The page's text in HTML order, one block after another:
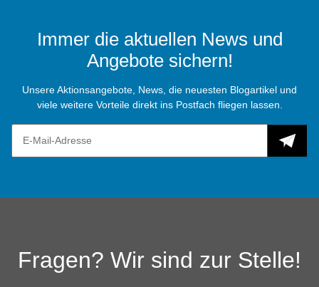
Immer die aktuellen News und
Angebote sichern!
Unsere Aktionsangebote, News, die neuesten Blogartikel und
viele weitere Vorteile direkt ins Postfach fliegen lassen.
Fragen? Wir sind zur Stelle!